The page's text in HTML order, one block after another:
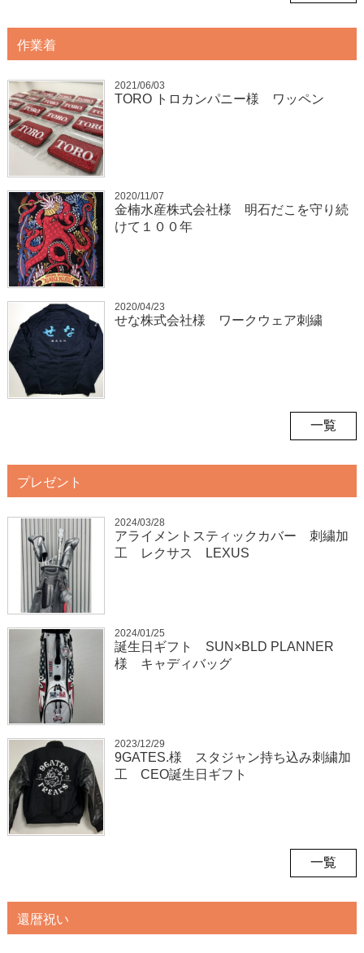
作業着
2021/06/03
TORO トロカンパニー様 ワッペン
2020/11/07
金楠水産株式会社様 明石だこを守り続
けて１００年
2020/04/23
せな株式会社様 ワークウェア刺繍
一覧
プレゼント
2024/03/28
アライメントスティックカバー 刺繍加
工 レクサス LEXUS
2024/01/25
誕生日ギフト SUN×BLD PLANNER
様 キャディバッグ
2023/12/29
9GATES.様 スタジャン持ち込み刺繍加
工 CEO誕生日ギフト
一覧
還暦祝い